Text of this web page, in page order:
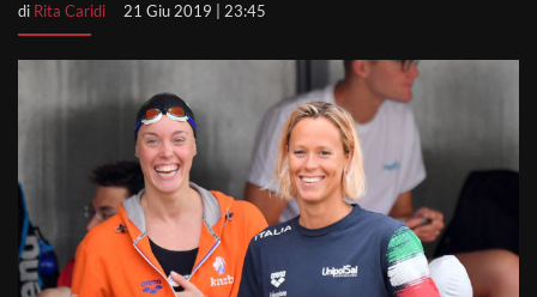
di Rita Caridi 21 Giu 2019 | 23:45